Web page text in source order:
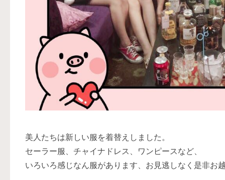
美人たちは新しい服を着替えしました。
セーラー服、チャイナドレス、ワンピースなど、
いろいろ感じなん服があります、お見逃しなく是非お